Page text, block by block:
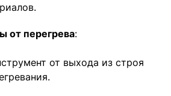
от перегрева:
от выхода из строя